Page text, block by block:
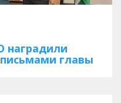
наградили
главы